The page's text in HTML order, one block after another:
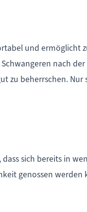
und ermöglicht
nach
zu beherrschen.
sich bereits in
genossen